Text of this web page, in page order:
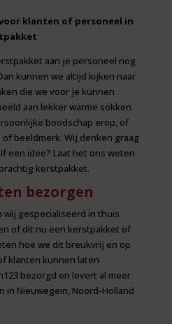
klanten of personeel in
aan je personeel nog
kunnen we altijd kijken naar
die we voor je kunnen
aan lekker warme sokken
boodschap erop, of
beeldmerk. Wij denken graag
een idee? Laat het ons weten
kerstpakket.
bezorgen
gespecialiseerd in thuis
of dit nu een kerstpakket of
hoe we dit breukvrij en op
klanten kunnen laten
bezorgd en levert al meer
in Nieuwegein, Noord-Holland